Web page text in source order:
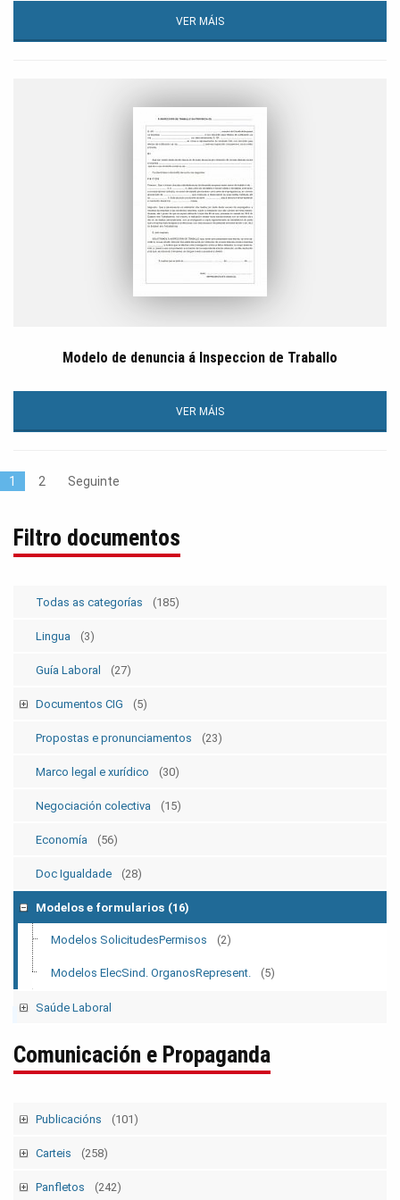
VER MÁIS
Modelo de denuncia á Inspeccion de Traballo
VER MÁIS
1 2 Seguinte
Filtro documentos
Todas as categorías (185)
Lingua (3)
Guía Laboral (27)
Documentos CIG (5)
Estatutos (5)
Propostas e pronunciamentos (23)
Marco legal e xurídico (30)
Negociación colectiva (15)
Economía (56)
Doc Igualdade (28)
Modelos e formularios (16)
Modelos SolicitudesPermisos (2)
Modelos ElecSind. OrganosRepresent. (5)
Saúde Laboral
Publicacións 2
Comunicación e Propaganda
Publicacións (101)
Tempo Sindical
Boletín Sindical
Carteis (258)
Campañas e mobilizacións
Panfletos (242)